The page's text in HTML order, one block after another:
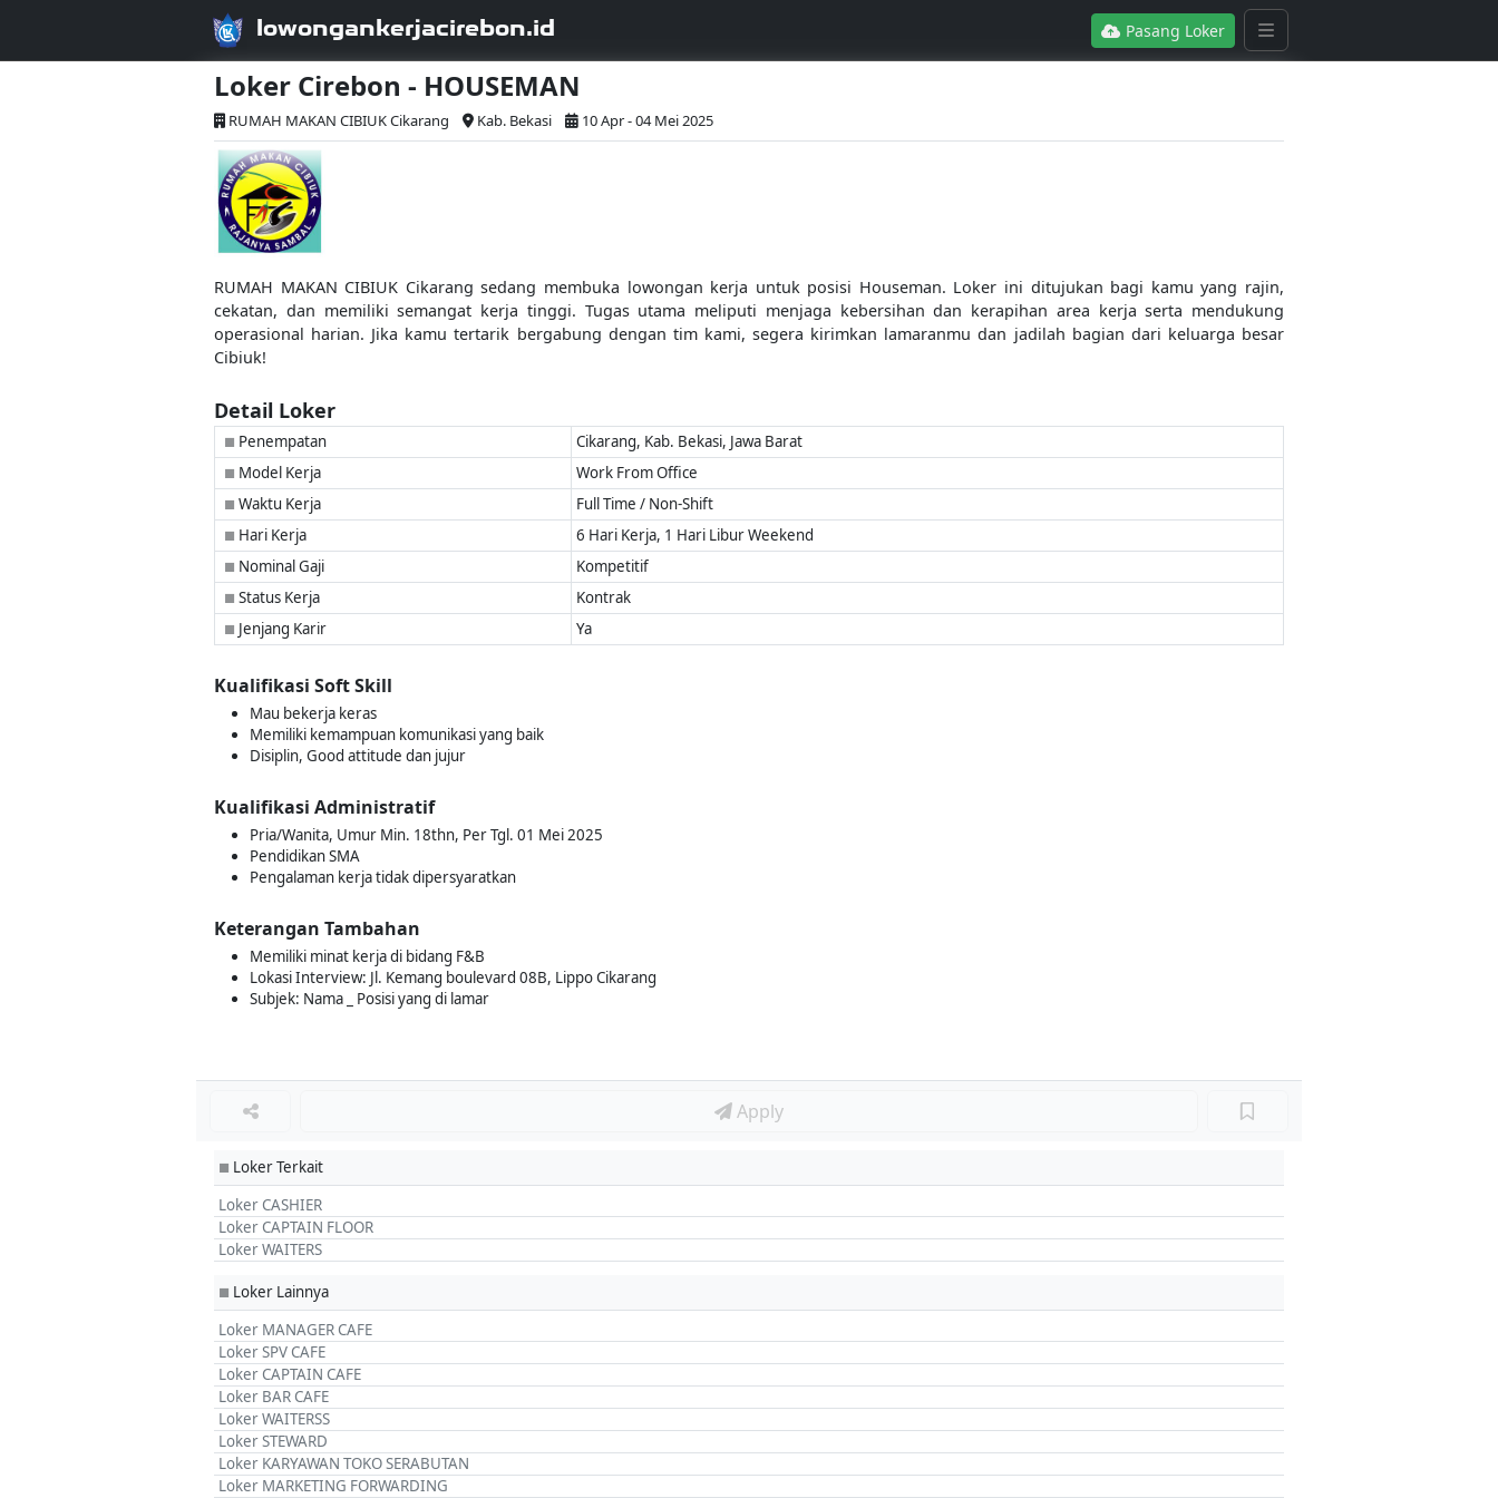
lowongankerjacirebon.id Pasang Loker
Loker Cirebon - HOUSEMAN
RUMAH MAKAN CIBIUK Cikarang Kab. Bekasi 10 Apr - 04 Mei 2025
RUMAH MAKAN CIBIUK Cikarang sedang membuka lowongan kerja untuk posisi Houseman. Loker ini ditujukan bagi kamu yang rajin,
cekatan, dan memiliki semangat kerja tinggi. Tugas utama meliputi menjaga kebersihan dan kerapihan area kerja serta mendukung
operasional harian. Jika kamu tertarik bergabung dengan tim kami, segera kirimkan lamaranmu dan jadilah bagian dari keluarga besar
Cibiuk!
Detail Loker
■ Penempatan Cikarang, Kab. Bekasi, Jawa Barat
■ Model Kerja Work From Office
■ Waktu Kerja Full Time / Non-Shift
■ Hari Kerja 6 Hari Kerja, 1 Hari Libur Weekend
■ Nominal Gaji Kompetitif
■ Status Kerja Kontrak
■ Jenjang Karir Ya
Kualifikasi Soft Skill
Mau bekerja keras
Memiliki kemampuan komunikasi yang baik
Disiplin, Good attitude dan jujur
Kualifikasi Administratif
Pria/Wanita, Umur Min. 18thn, Per Tgl. 01 Mei 2025
Pendidikan SMA
Pengalaman kerja tidak dipersyaratkan
Keterangan Tambahan
Memiliki minat kerja di bidang F&B
Lokasi Interview: Jl. Kemang boulevard 08B, Lippo Cikarang
Subjek: Nama _ Posisi yang di lamar
Apply
■ Loker Terkait
Loker CASHIER
Loker CAPTAIN FLOOR
Loker WAITERS
■ Loker Lainnya
Loker MANAGER CAFE
Loker SPV CAFE
Loker CAPTAIN CAFE
Loker BAR CAFE
Loker WAITERSS
Loker STEWARD
Loker KARYAWAN TOKO SERABUTAN
Loker MARKETING FORWARDING